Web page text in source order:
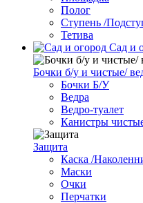
Полог
Ступень /
Тетива
Сад и
Бочки б/у и чистые/
Бочки Б/У
Ведра
Ведро-туалет
Канистры
Защита
Каска /
Маски
Очки
Перчатки